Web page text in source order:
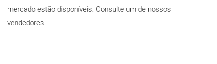
mercado estão disponíveis. Consulte um de nossos
vendedores.